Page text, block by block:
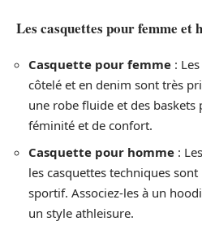
Les casquettes pour femme et
Casquette pour femme :
côtelé et en denim sont très
une robe fluide et des
féminité et de confort.
Casquette pour homme :
les casquettes techniques
sportif. Associez-les à un
un style athleisure.